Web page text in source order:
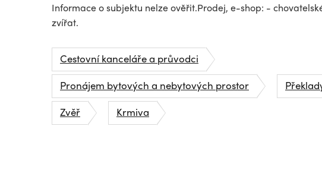
Informace o subjektu nelze ověřit.Prodej, e-shop: -
zvířat.
Cestovní kanceláře a průvodci
Pronájem bytových a nebytových prostor
Zvěř
Krmiva